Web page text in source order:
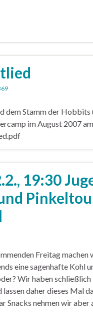
dem Stamm der
im August 2007
19:30
Freitag machen
eine sagenhafte Kohl
Wir haben
daher dieses Mal
Snacks nehmen wir aber